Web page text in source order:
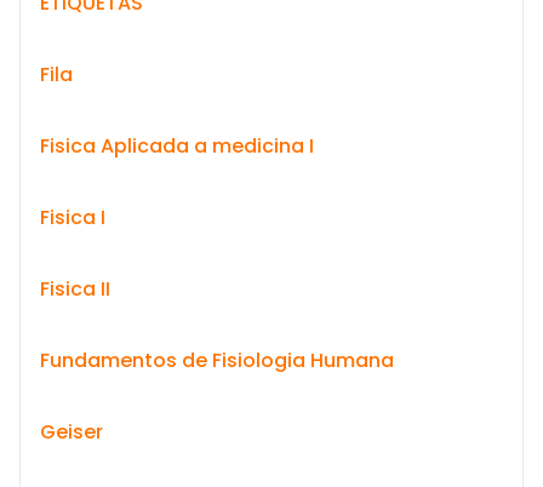
Fila
Fisica Aplicada a medicina I
Fisica I
Fisica II
Fundamentos de Fisiologia Humana
Geiser